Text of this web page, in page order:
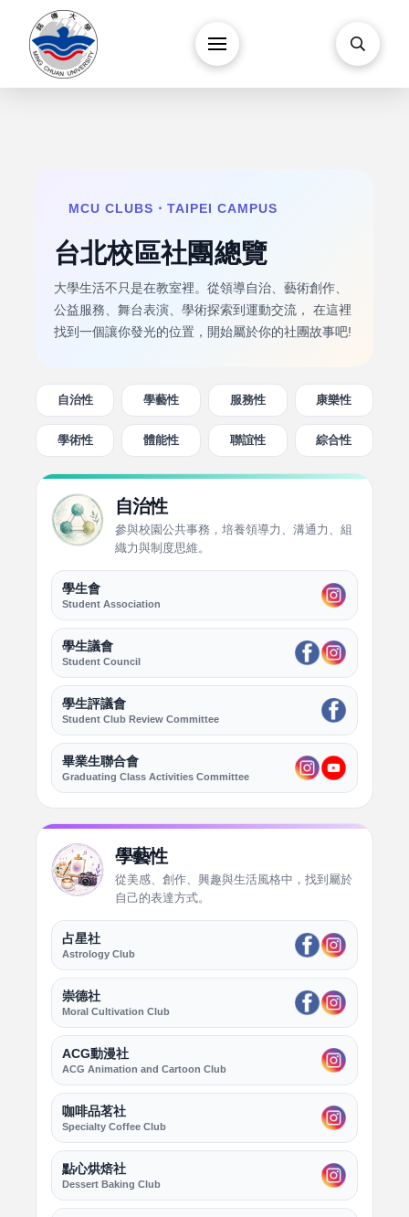
MCU CLUBS・TAIPEI CAMPUS
台北校區社團總覽
大學生活不只是在教室裡。從領導自治、藝術創作、
公益服務、舞台表演、學術探索到運動交流， 在這裡
找到一個讓你發光的位置，開始屬於你的社團故事吧!
自治性 學藝性 服務性 康樂性
學術性 體能性 聯誼性 綜合性
自治性
參與校園公共事務，培養領導力、溝通力、組
織力與制度思維。
學生會
Student Association
學生議會
Student Council
學生評議會
Student Club Review Committee
畢業生聯合會
Graduating Class Activities Committee
學藝性
從美感、創作、興趣與生活風格中，找到屬於
自己的表達方式。
占星社
Astrology Club
崇德社
Moral Cultivation Club
ACG動漫社
ACG Animation and Cartoon Club
咖啡品茗社
Specialty Coffee Club
點心烘焙社
Dessert Baking Club